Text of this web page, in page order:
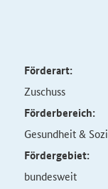
Förderart:
Zuschuss
Förderbereich:
Gesundheit &
Fördergebiet:
bundesweit